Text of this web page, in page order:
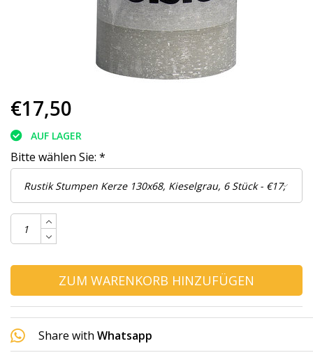
€17,50
AUF LAGER
Bitte wählen Sie: *
ZUM WARENKORB HINZUFÜGEN
Share with Whatsapp